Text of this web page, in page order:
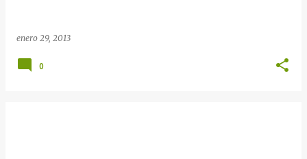
enero 29, 2013
0